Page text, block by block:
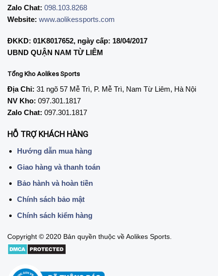
Zalo Chat: 098.103.8268
Website: www.aolikessports.com
ĐKKD: 01K8017652, ngày cấp: 18/04/2017
UBND QUẬN NAM TỪ LIÊM
Tổng Kho Aolikes Sports
Địa Chỉ: 31 ngõ 57 Mễ Trì, P. Mễ Trì, Nam Từ Liêm, Hà Nội
NV Kho: 097.301.1817
Zalo Chat: 097.301.1817
HỖ TRỢ KHÁCH HÀNG
Hướng dẫn mua hàng
Giao hàng và thanh toán
Bảo hành và hoàn tiền
Chính sách bảo mật
Chính sách kiểm hàng
Copyright © 2020 Bản quyền thuộc về Aolikes Sports.